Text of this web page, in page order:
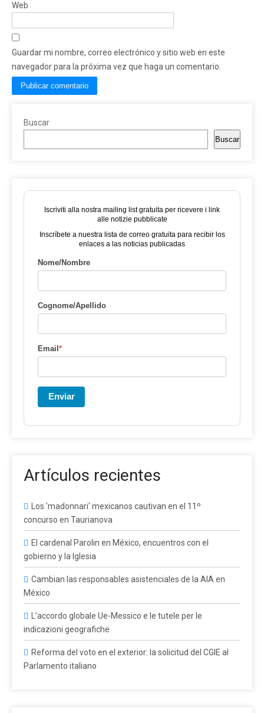
Web
Guardar mi nombre, correo electrónico y sitio web en este
navegador para la próxima vez que haga un comentario.
Buscar
Buscar
Iscriviti alla nostra mailing list gratuita per ricevere i link
alle notizie pubblicate
Inscríbete a nuestra lista de correo gratuita para recibir los
enlaces a las noticias publicadas
Nome/Nombre
Cognome/Apellido
Email *
Enviar
Artículos recientes
Los 'madonnari' mexicanos cautivan en el 11º
concurso en Taurianova
El cardenal Parolin en México, encuentros con el
gobierno y la Iglesia
Cambian las responsables asistenciales de la AIA en
México
L’accordo globale Ue-Messico e le tutele per le
indicazioni geografiche
Reforma del voto en el exterior: la solicitud del CGIE al
Parlamento italiano